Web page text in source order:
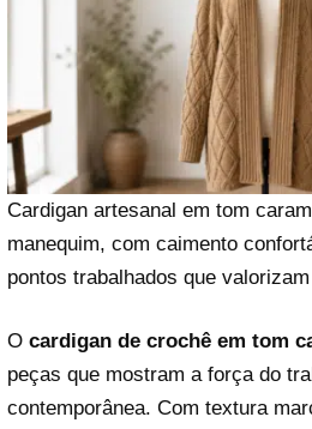
Cardigan artesanal em tom
manequim, com caimento
pontos trabalhados que
O cardigan de crochê em tom
peças que mostram a força do
contemporânea. Com textura